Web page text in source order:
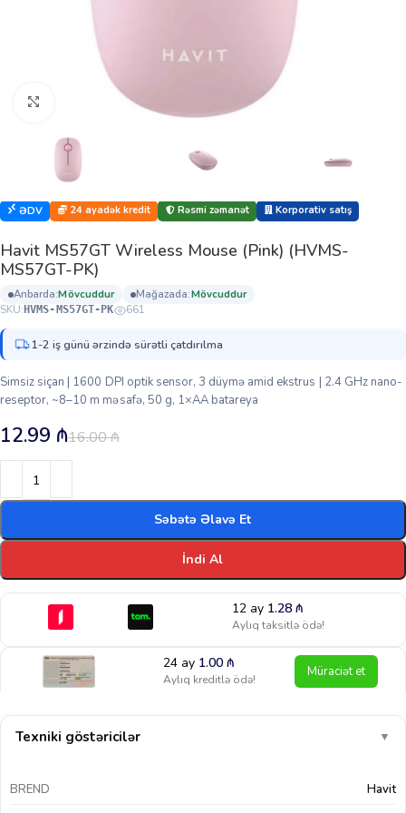
Böyütmək üçün klikləyin
ƏDV 24 ayadək kredit Rəsmi zəmanət Korporativ satış
Havit MS57GT Wireless Mouse (Pink) (HVMS-
MS57GT-PK)
anbarda: mövcuddur mağazada:
mövcuddur
SKU: HVMS-MS57GT-PK 661
1-2 iş günü ərzində sürətli çatdırılma
Simsiz siçan | 1600 DPI optik sensor, 3 düymə amid ekstrus | 2.4 GHz nano-
reseptor, ~8–10 m məsafə, 50 g, 1×AA batareya
16.00₼
12.99 ₼
Səbətə Əlavə Et
İndi Al
12 ay 1.28 ₼
Aylıq taksitlə ödə!
24 ay 1.00₼
Aylıq kreditlə ödə! Müraciət et
Texniki göstəricilər ▼
BREND Havit